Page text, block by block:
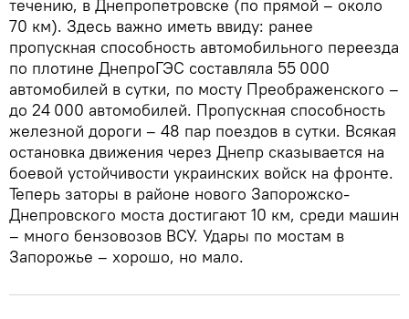
течению, в Днепропетровске (по прямой – около
70 км). Здесь важно иметь ввиду: ранее
пропускная способность автомобильного переезда
по плотине ДнепроГЭС составляла 55 000
автомобилей в сутки, по мосту Преображенского –
до 24 000 автомобилей. Пропускная способность
железной дороги – 48 пар поездов в сутки. Всякая
остановка движения через Днепр сказывается на
боевой устойчивости украинских войск на фронте.
Теперь заторы в районе нового Запорожско-
Днепровского моста достигают 10 км, среди машин
– много бензовозов ВСУ. Удары по мостам в
Запорожье – хорошо, но мало.